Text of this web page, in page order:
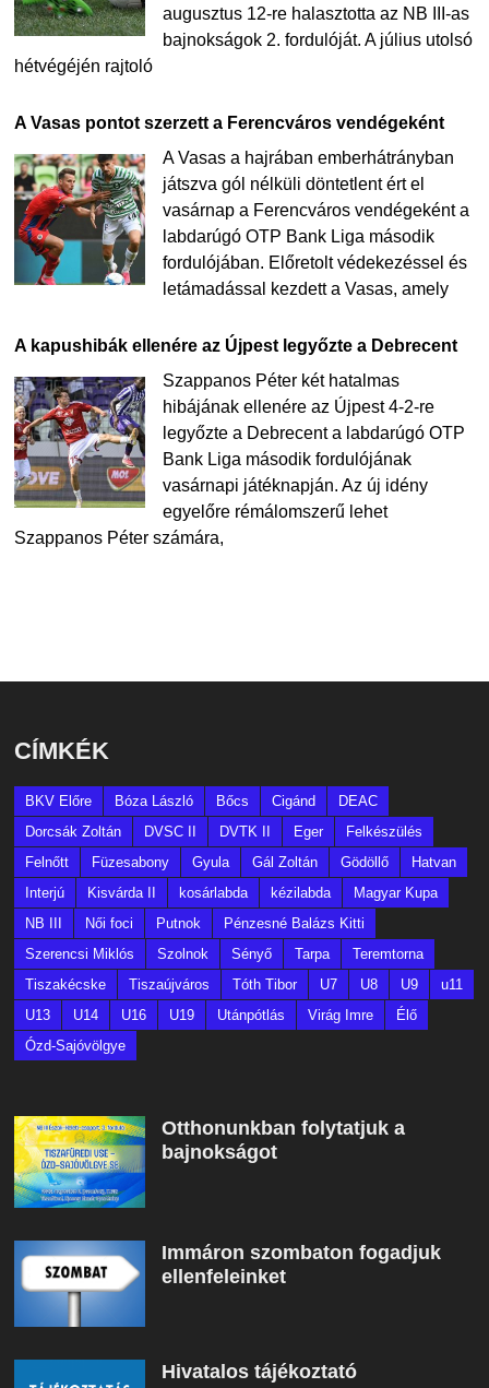
augusztus 12-re halasztotta az NB III-as
bajnokságok 2. fordulóját. A július utolsó
hétvégéjén rajtoló
A Vasas pontot szerzett a Ferencváros vendégeként
A Vasas a hajrában emberhátrányban
játszva gól nélküli döntetlent ért el
vasárnap a Ferencváros vendégeként a
labdarúgó OTP Bank Liga második
fordulójában. Előretolt védekezéssel és
letámadással kezdett a Vasas, amely
A kapushibák ellenére az Újpest legyőzte a Debrecent
Szappanos Péter két hatalmas
hibájának ellenére az Újpest 4-2-re
legyőzte a Debrecent a labdarúgó OTP
Bank Liga második fordulójának
vasárnapi játéknapján. Az új idény
egyelőre rémálomszerű lehet
Szappanos Péter számára,
CÍMKÉK
BKV Előre Bóza László Bőcs Cigánd
DEAC
Dorcsák Zoltán
DVSC II DVTK II Eger
Felkészülés
Felnőtt
Füzesabony Gyula Gál Zoltán Gödöllő
Hatvan
Interjú
Kisvárda II kosárlabda kézilabda
Magyar Kupa
NB III
Női foci Putnok
Pénzesné Balázs Kitti
Szerencsi Miklós
Szolnok Sényő Tarpa
Teremtorna
Tiszakécske
Tiszaújváros Tóth Tibor U7 U8 U9
u11
U13
U14 U16 U19 Utánpótlás Virág Imre
Élő
Ózd-Sajóvölgye
Otthonunkban folytatjuk a
bajnokságot
Immáron szombaton fogadjuk
ellenfeleinket
Hivatalos tájékoztató